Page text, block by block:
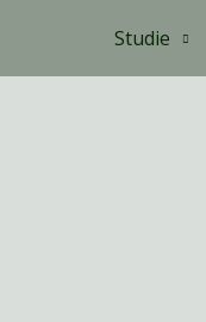
Studie